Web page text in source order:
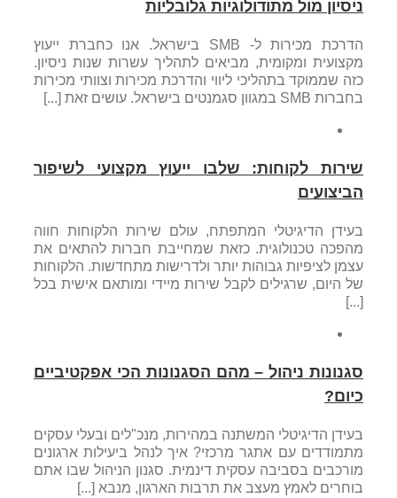
ניסיון מול מתודולוגיות גלובליות
הדרכת מכירות ל- SMB בישראל. אנו כחברת ייעוץ
מקצועית ומקומית, מביאים לתהליך עשרות שנות ניסיון.
כזה שממוקד בתהליכי ליווי והדרכת מכירות וצוותי מכירות
בחברות SMB במגוון סגמנטים בישראל. עושים זאת [...]
שירות לקוחות: שלבו ייעוץ מקצועי לשיפור
הביצועים
בעידן הדיגיטלי המתפתח, עולם שירות הלקוחות חווה
מהפכה טכנולוגית. כזאת שמחייבת חברות להתאים את
עצמן לציפיות גבוהות יותר ולדרישות מתחדשות. הלקוחות
של היום, שרגילים לקבל שירות מיידי ומותאם אישית בכל
[...]
סגנונות ניהול – מהם הסגנונות הכי אפקטיביים
כיום?
בעידן הדיגיטלי המשתנה במהירות, מנכ"לים ובעלי עסקים
מתמודדים עם אתגר מרכזי? איך לנהל ביעילות ארגונים
מורכבים בסביבה עסקית דינמית. סגנון הניהול שבו אתם
בוחרים לאמץ מעצב את תרבות הארגון, מנבא [...]